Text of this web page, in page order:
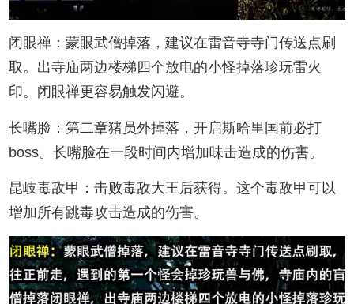
闭眼禅：蒙眼武僧掉落，建议在雷音寺寺门传送点刷
取。出寺庙两边楼梯四个放电的小怪掉落珍玩雷火
印。闭眼禅更容易触发闪避。
长嘴脸：第二章猪员外掉落，开启斯哈里国前必打
boss。长嘴脸在一段时间内增加味击造成的伤害。
昆岐毒敌甲：击败毒敌大王后获得。这个毒敌甲可以
增加所有跳毒攻击造成的伤害。